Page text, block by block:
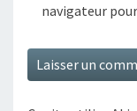
navigateur